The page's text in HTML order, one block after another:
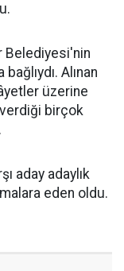
Belediyesi'nin
Alınan
üzerine
verdiği birçok
aday adaylık
eden oldu.